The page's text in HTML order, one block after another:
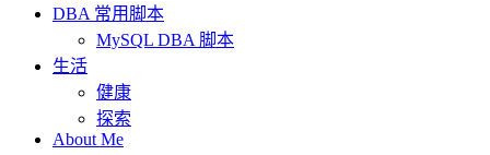
DBA 常用脚本
MySQL DBA 脚本
生活
健康
探索
About Me